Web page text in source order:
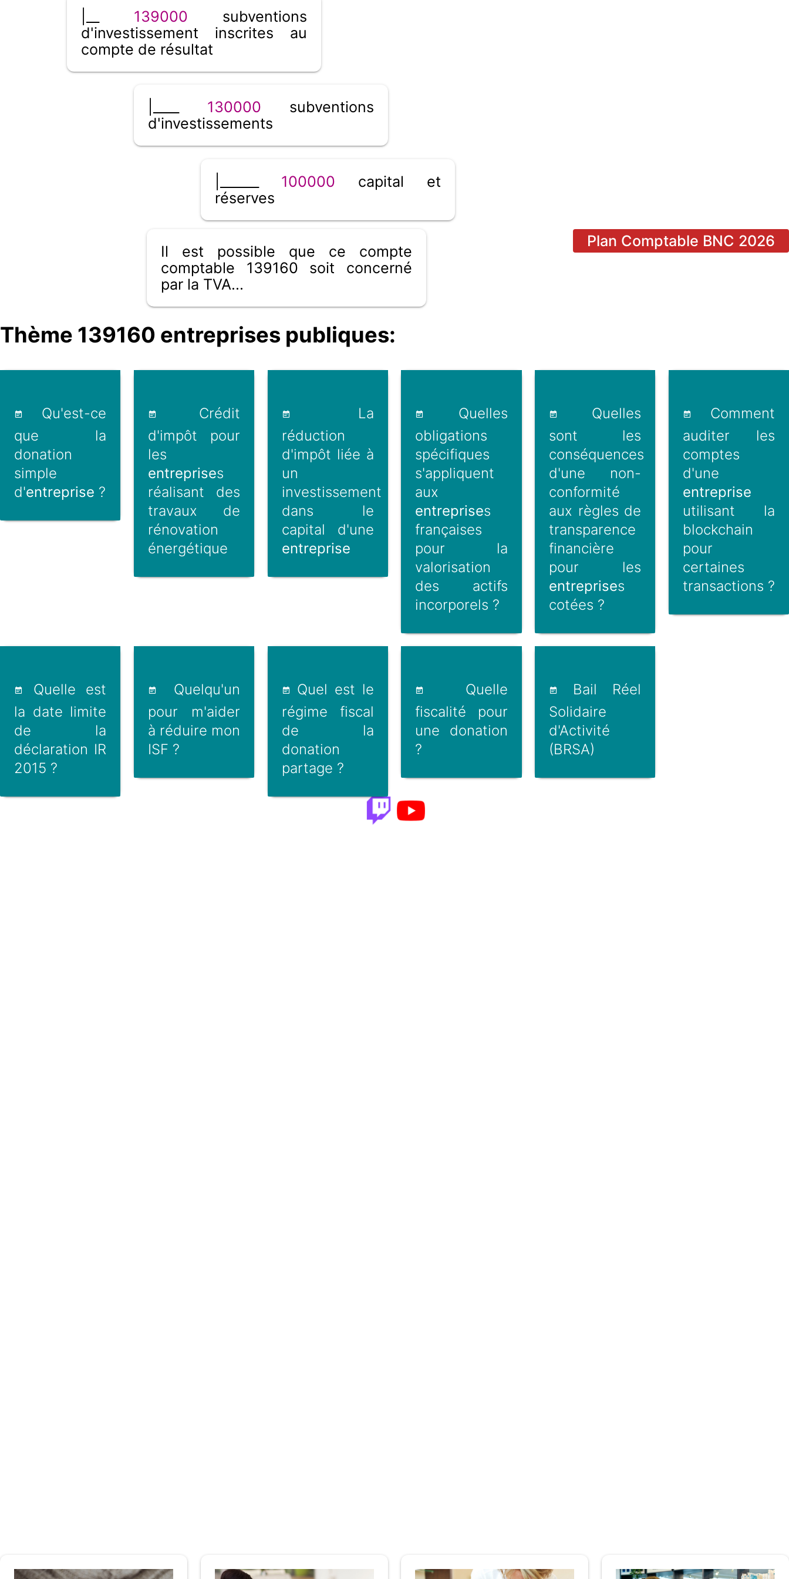
139000 subventions
d'investissement inscrites au
compte de résultat
130000 subventions
d'investissements
100000 capital et
réserves
Plan Comptable BNC 2026
Il est possible que ce compte
comptable 139160 soit concerné
par la TVA...
Thème 139160 entreprises publiques:
Qu'est-ce
que la
donation
simple
d'entreprise ?
Crédit
d'impôt pour
les
entreprises
réalisant des
travaux de
rénovation
énergétique
La
réduction
d'impôt liée à
un
investissement
dans le
capital d'une
entreprise
Quelles
obligations
spécifiques
s'appliquent
aux
entreprises
françaises
pour la
valorisation
des actifs
incorporels ?
Quelles
sont les
conséquences
d'une non-
conformité
aux règles de
transparence
financière
pour les
entreprises
cotées ?
Comment
auditer les
comptes
d'une
entreprise
utilisant la
blockchain
pour
certaines
transactions ?
Quelle est
la date limite
de la
déclaration IR
2015 ?
Quelqu'un
pour m'aider
à réduire mon
ISF ?
Quel est le
régime fiscal
de la
donation
partage ?
Quelle
fiscalité pour
une donation
?
Bail Réel
Solidaire
d'Activité
(BRSA)